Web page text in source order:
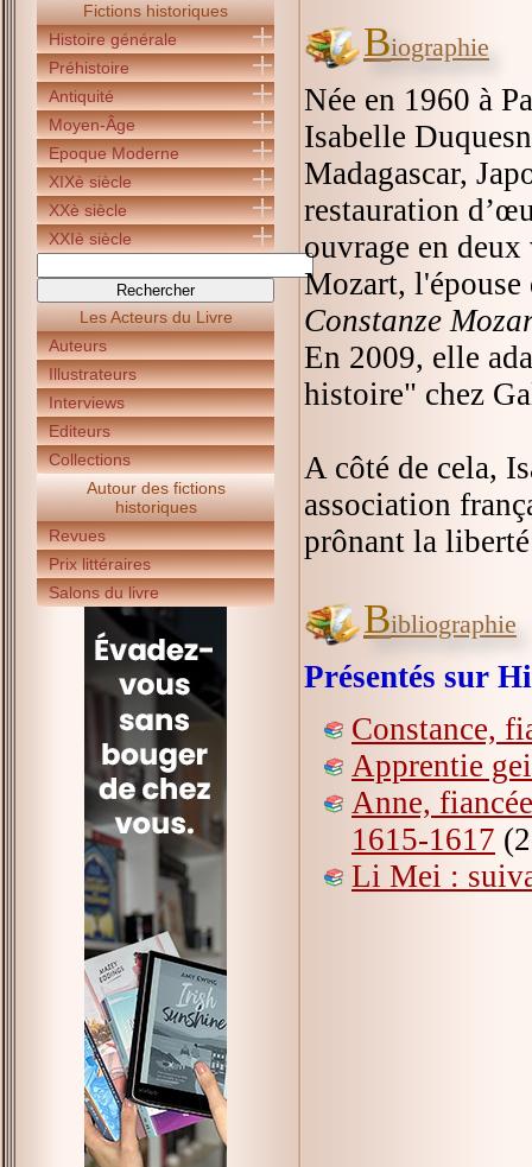
Fictions historiques
Histoire générale
Préhistoire
Antiquité
Moyen-Âge
Epoque Moderne
XIXè siècle
XXè siècle
XXIè siècle
Les Acteurs du Livre
Auteurs
Illustrateurs
Interviews
Editeurs
Collections
Autour des fictions
historiques
Revues
Prix littéraires
Salons du livre
Biographie
Née en 1960 à
Isabelle
Madagascar,
restauration
ouvrage en
Mozart,
Constanze
En 2009, elle
histoire" chez
A côté de cela,
association
prônant la
Bibliographie
Présentés sur
Constance,
Apprentie
Anne,
1615-1617
Li Mei :